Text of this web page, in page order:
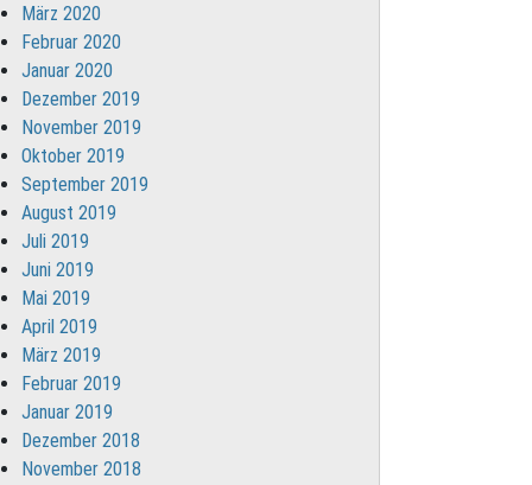
März 2020
Februar 2020
Januar 2020
Dezember 2019
November 2019
Oktober 2019
September 2019
August 2019
Juli 2019
Juni 2019
Mai 2019
April 2019
März 2019
Februar 2019
Januar 2019
Dezember 2018
November 2018